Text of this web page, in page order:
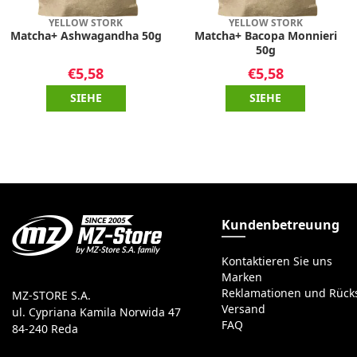
YELLOW STORK
Matcha+ Ashwagandha 50g
€5,58
SIEHE
YELLOW STORK
Matcha+ Bacopa Monnieri
50g
€5,58
SIEHE
MZ-STORE S.A.
ul. Cypriana Kamila Norwida 47
84-240 Reda
Kundenbetreuung
Kontaktieren Sie uns
Marken
Reklamationen und
Versand
FAQ